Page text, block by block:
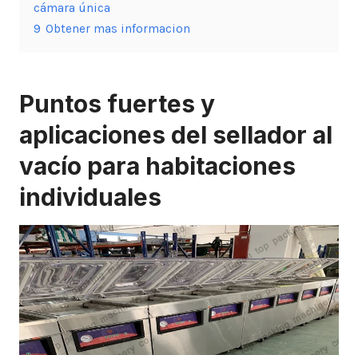
cámara única
9 Obtener mas informacion
Puntos fuertes y
aplicaciones del sellador al
vacío para habitaciones
individuales